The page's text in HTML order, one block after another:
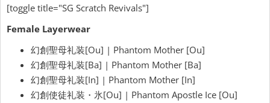
[toggle title="SG Scratch Revivals"]
Female Layerwear
幻創聖母礼装[Ou] | Phantom Mother [Ou]
幻創聖母礼装[Ba] | Phantom Mother [Ba]
幻創聖母礼装[In] | Phantom Mother [In]
幻創使徒礼装・氷[Ou] | Phantom Apostle Ice [Ou]